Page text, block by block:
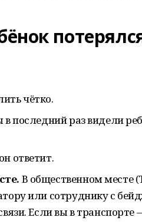
чётко.
в последний раз видели
ответит.
В общественном месте
или сотруднику с
Если вы в